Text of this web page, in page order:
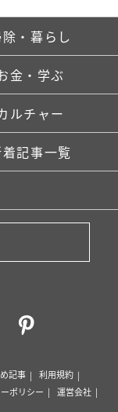
・暮らし
金・学ぶ
ルチャー
記事一覧
記事
利用規約
ポリシー
運営会社